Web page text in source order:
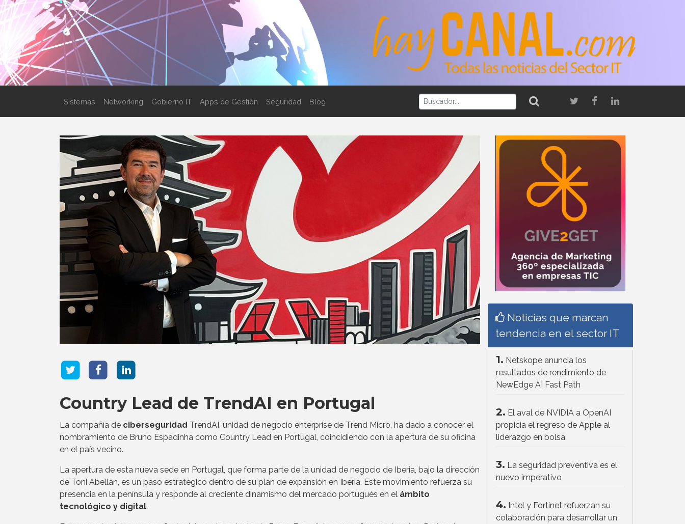
Sistemas Networking Gobierno IT Apps de Gestión Seguridad Blog
Country Lead de TrendAI en Portugal
La compañía de ciberseguridad TrendAI, unidad de negocio enterprise de Trend Micro, ha dado a conocer el
nombramiento de Bruno Espadinha como Country Lead en Portugal, coincidiendo con la apertura de su oficina
en el país vecino.
La apertura de esta nueva sede en Portugal, que forma parte de la unidad de negocio de Iberia, bajo la dirección
de Toni Abellán, es un paso estratégico dentro de su plan de expansión en Iberia. Este movimiento refuerza su
presencia en la península y responde al creciente dinamismo del mercado portugués en el ámbito
tecnológico y digital.
Noticias que marcan
tendencia en el sector IT
1. Netskope anuncia los
resultados de rendimiento de
NewEdge AI Fast Path
2. El aval de NVIDIA a OpenAI
propicia el regreso de Apple al
liderazgo en bolsa
3. La seguridad preventiva es el
nuevo imperativo
4. Intel y Fortinet refuerzan su
colaboración para desarrollar un